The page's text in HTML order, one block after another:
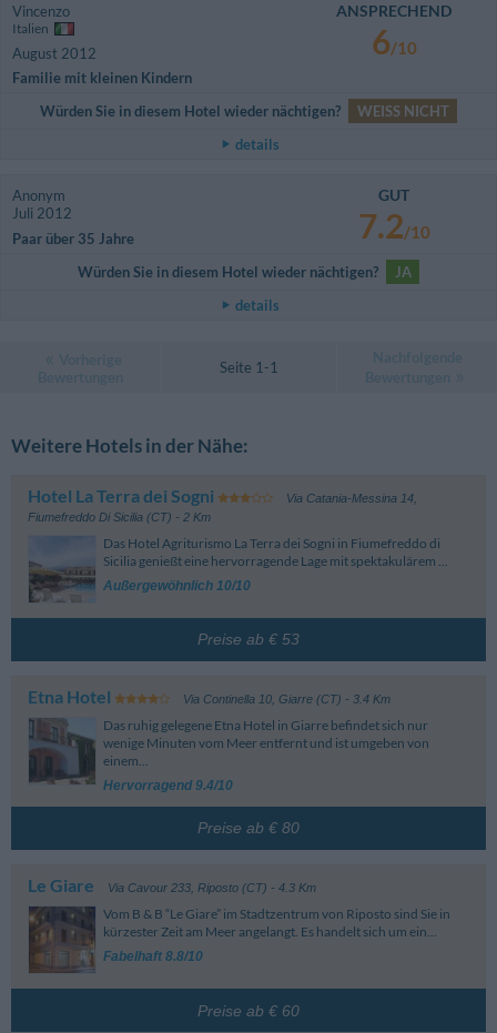
Vincenzo
Italien
August 2012
Familie mit kleinen Kindern
ANSPRECHEND
6/10
Würden Sie in diesem Hotel wieder nächtigen?
WEISS NICHT
details
Anonym
Juli 2012
Paar über 35 Jahre
GUT
7.2/10
Würden Sie in diesem Hotel wieder nächtigen?
JA
details
Seite 1-1
Weitere Hotels in der Nähe:
Hotel La Terra dei Sogni Via Catania-Messina 14,
Fiumefreddo Di Sicilia (CT) - 2 Km
Das Hotel Agriturismo La Terra dei Sogni in Fiumefreddo di
Sicilia genießt eine hervorragende Lage mit spektakulärem ...
Außergewöhnlich 10/10
Preise ab € 53
Etna Hotel Via Continella 10, Giarre (CT) - 3.4 Km
Das ruhig gelegene Etna Hotel in Giarre befindet sich nur
wenige Minuten vom Meer entfernt und ist umgeben von
einem...
Hervorragend 9.4/10
Preise ab € 80
Le Giare Via Cavour 233, Riposto (CT) - 4.3 Km
Vom B & B “Le Giare” im Stadtzentrum von Riposto sind Sie in
kürzester Zeit am Meer angelangt. Es handelt sich um ein...
Fabelhaft 8.8/10
Preise ab € 60